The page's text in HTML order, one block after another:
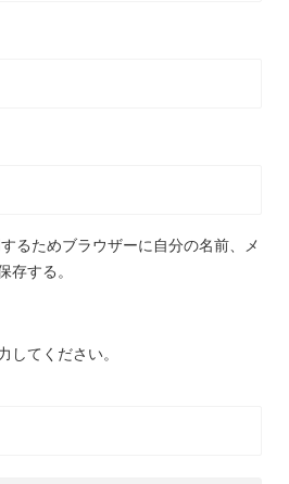
るためブラウザーに自分の名前、メ
する。
してください。